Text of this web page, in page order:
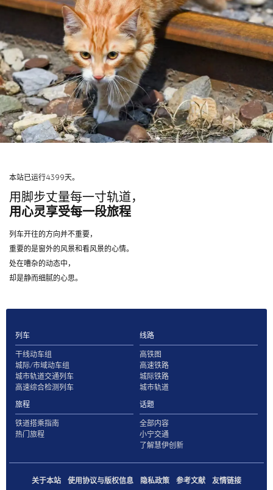
本站已运行4399天。
用脚步丈量每一寸轨道，
用心灵享受每一段旅程
列车开往的方向并不重要，
重要的是窗外的风景和看风景的心情。
处在嘈杂的动态中，
却是静而细腻的心思。
列车
干线动车组
城际/市域动车组
城市轨道交通列车
高速综合检测列车
线路
高铁图
高速铁路
城际铁路
城市轨道
旅程
铁道搭乘指南
热门旅程
话题
全部内容
小宁交通
了解慧伊创新
关于本站 使用协议与版权信息 隐私政策 参考文献 友情链接